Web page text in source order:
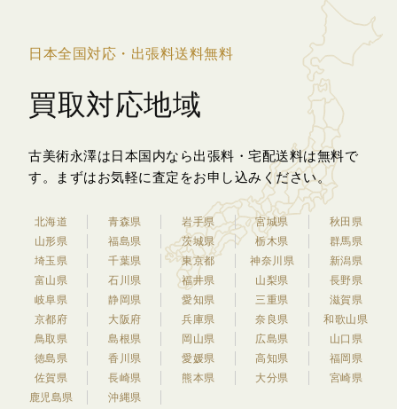
日本全国対応・出張料送料無料
買取対応地域
古美術永澤は日本国内なら出張料・宅配送料は無料で
す。
まずはお気軽に査定をお申し込みください。
北海道 青森県 岩手県 宮城県
秋田県
山形県
福島県 茨城県 栃木県
群馬県
埼玉県
千葉県 東京都 神奈川県
新潟県
富山県
石川県 福井県 山梨県
長野県
岐阜県
静岡県 愛知県 三重県
滋賀県
京都府
大阪府 兵庫県 奈良県
和歌山県
鳥取県
島根県 岡山県 広島県
山口県
徳島県
香川県 愛媛県 高知県
福岡県
佐賀県
長崎県 熊本県 大分県
宮崎県
鹿児島県
沖縄県